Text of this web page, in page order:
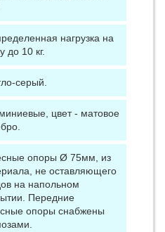
нагрузка на
до 10 кг.
серый.
цвет - матовое
опоры Ø 75мм, из
не оставляющего
на напольном
Передние
опоры снабжены